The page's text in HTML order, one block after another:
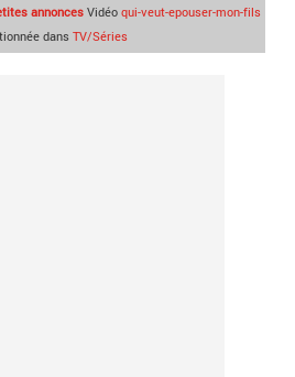
annonces Vidéo qui-veut-epouser-mon-fils
dans TV/Séries